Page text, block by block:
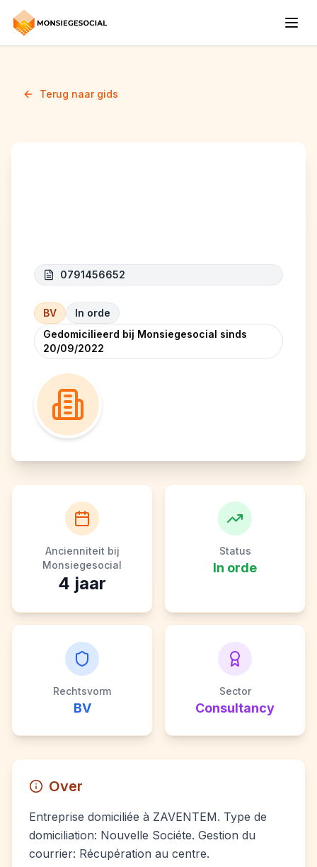
Terug naar gids
0791456652
BV
In orde
Gedomicilieerd bij Monsiegesocial sinds
20/09/2022
Ancienniteit bij
Monsiegesocial
4 jaar
Status
In orde
Rechtsvorm
BV
Sector
Consultancy
Over
Entreprise domiciliée à ZAVENTEM. Type de
domiciliation: Nouvelle Sociéte. Gestion du
courrier: Récupération au centre.